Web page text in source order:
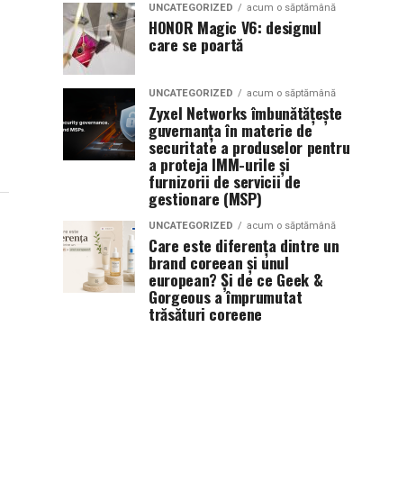
UNCATEGORIZED acum o săptămână
HONOR Magic V6: designul
care se poartă
UNCATEGORIZED acum o săptămână
Zyxel Networks îmbunătățește
guvernanța în materie de
securitate a produselor pentru
a proteja IMM-urile și
furnizorii de servicii de
gestionare (MSP)
UNCATEGORIZED acum o săptămână
Care este diferența dintre un
brand coreean și unul
european? Și de ce Geek &
Gorgeous a împrumutat
trăsături coreene